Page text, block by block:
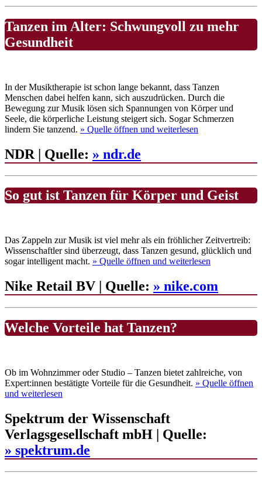
Tanzen im Alter: Schwungvoll zu mehr
Gesundheit
In der Musiktherapie ist schon lange bekannt, dass Tanzen
Menschen dabei helfen kann, sich auszudrücken. Durch die
Bewegung zur Musik lösen sich Spannungen von Körper und
Seele, die körperliche Leistung steigert sich. Sogar Schmerzen
lindern Sie tanzend. » Quelle öffnen und weiterlesen
NDR | Quelle: » ndr.de
So gut ist Tanzen für Körper und Geist
Das Zappeln zur Musik ist viel mehr als ein fröhlicher Zeitvertreib:
Wissenschaftler sind überzeugt, dass Tanzen gesund, glücklich und
sogar intelligent macht. » Quelle öffnen und weiterlesen
Nike Retail BV | Quelle: » nike.com
Welche Vorteile hat Tanzen?
Ob im Wohnzimmer oder Studio – Tanzen bietet zahlreiche, von
Expert:innen bestätigte Vorteile für die Gesundheit. » Quelle öffnen
und weiterlesen
Spektrum der Wissenschaft
Verlagsgesellschaft mbH | Quelle:
» spektrum.de